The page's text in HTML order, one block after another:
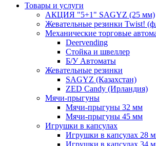
Товары и услуги
АКЦИЯ "5+1" SAGYZ (25 мм)
Жевательные резинки Twist!
Механические торговые
Deervending
Стойка и швеллер
Б/У Автоматы
Жевательные резинки
SAGYZ (Казахстан)
ZED Candy (Ирландия)
Мячи-прыгуны
Мячи-прыгуны 32 мм
Мячи-прыгуны 45 мм
Игрушки в капсулах
Игрушки в капсулах 28
Игрушки в капсулах 34